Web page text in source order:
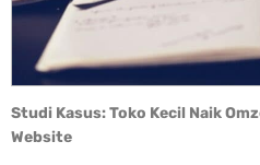
Studi Kasus: Toko Kecil Naik
Website